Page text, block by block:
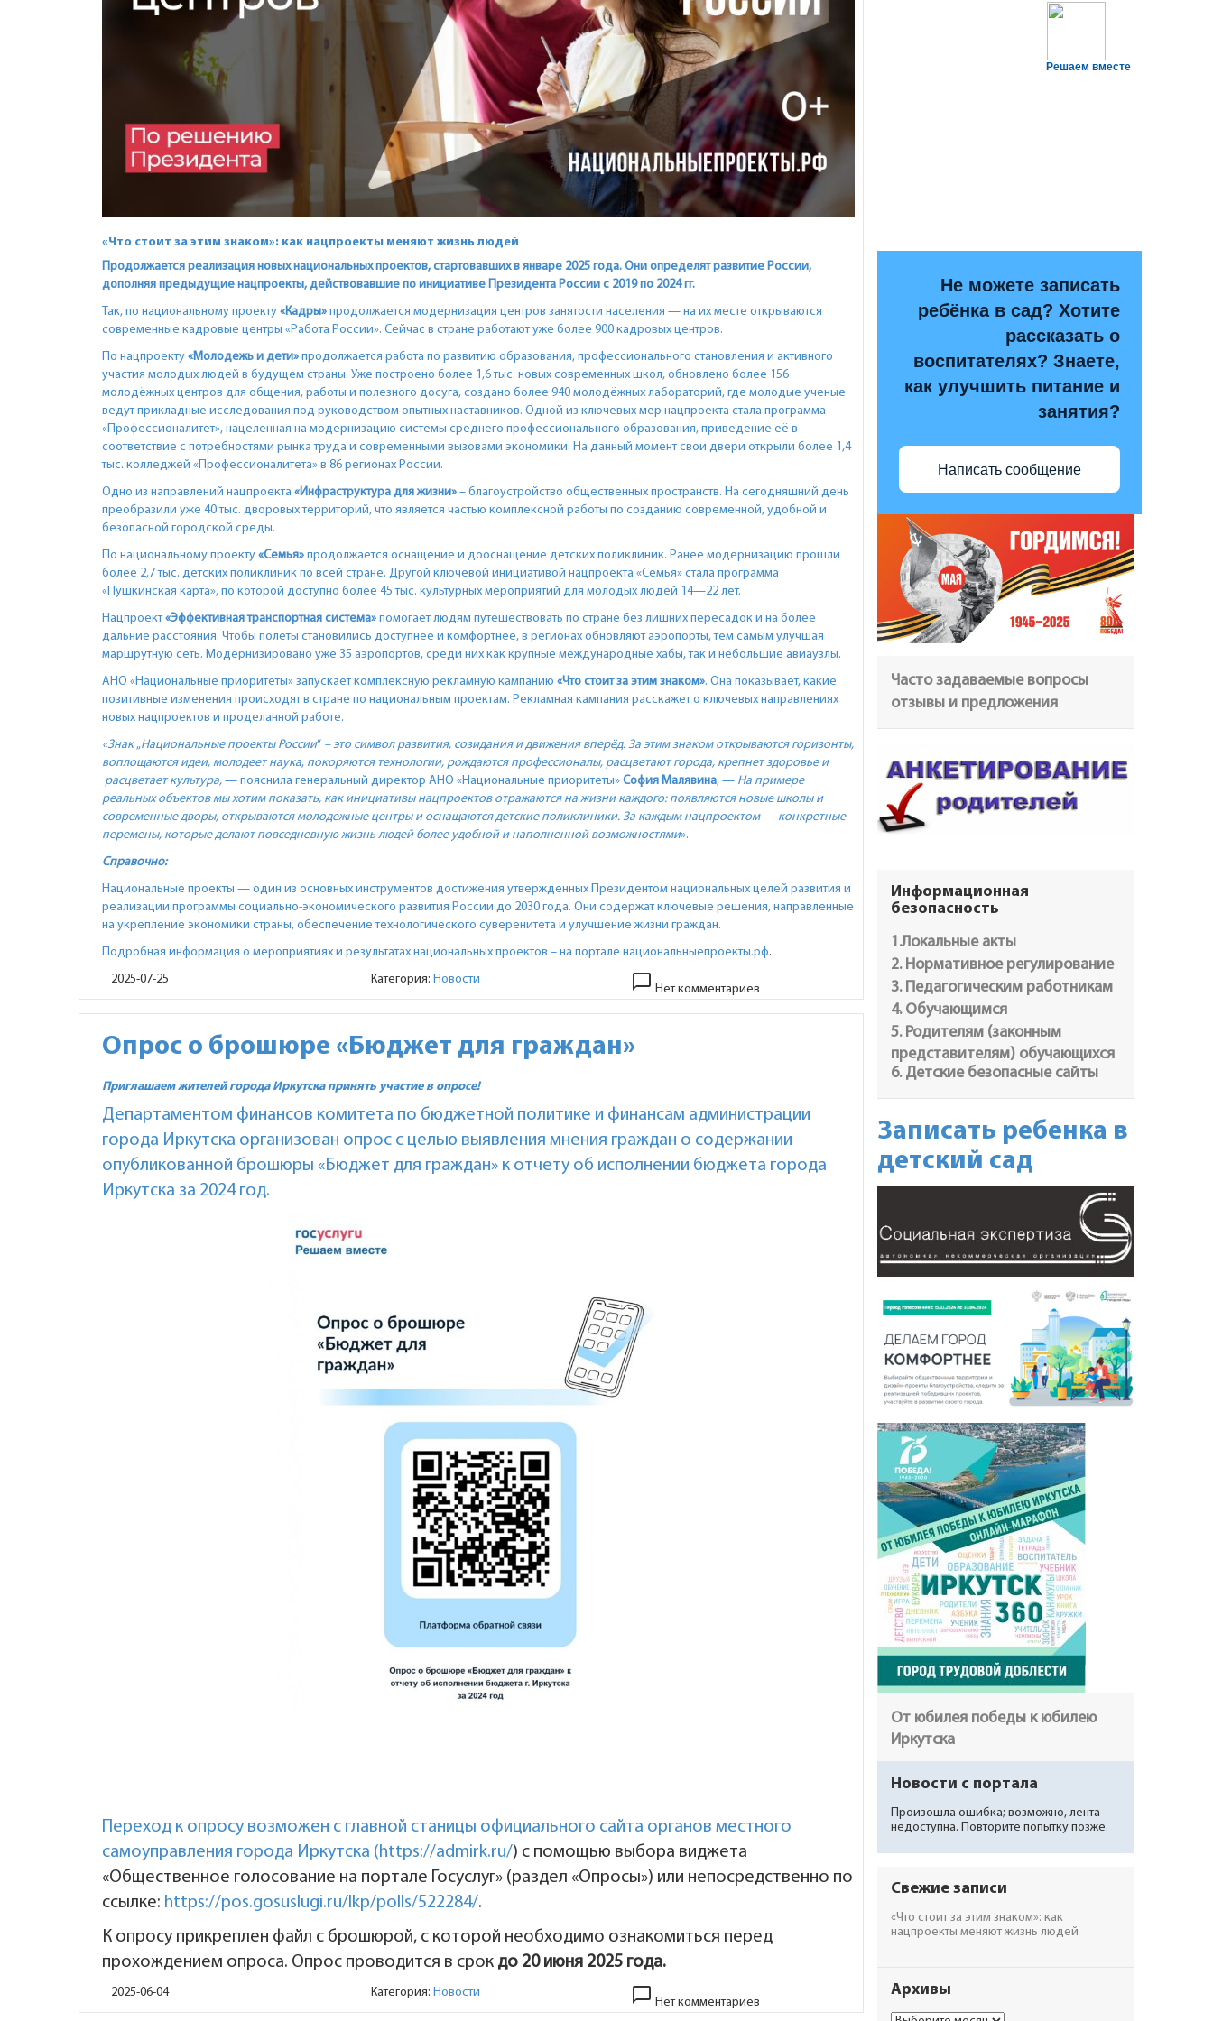
«Что стоит за этим знаком»: как нацпроекты меняют жизнь людей
Продолжается реализация новых национальных проектов, стартовавших в январе 2025 года. Они определят развитие России,
дополняя предыдущие нацпроекты, действовавшие по инициативе Президента России с 2019 по 2024 гг.
Так, по национальному проекту «Кадры» продолжается модернизация центров занятости населения — на их месте открываются
современные кадровые центры «Работа России». Сейчас в стране работают уже более 900 кадровых центров.
По нацпроекту «Молодежь и дети» продолжается работа по развитию образования, профессионального становления и активного
участия молодых людей в будущем страны. Уже построено более 1,6 тыс. новых современных школ, обновлено более 156
молодёжных центров для общения, работы и полезного досуга, создано более 940 молодёжных лабораторий, где молодые ученые
ведут прикладные исследования под руководством опытных наставников. Одной из ключевых мер нацпроекта стала программа
«Профессионалитет», нацеленная на модернизацию системы среднего профессионального образования, приведение её в
соответствие с потребностями рынка труда и современными вызовами экономики. На данный момент свои двери открыли более 1,4
тыс. колледжей «Профессионалитета» в 86 регионах России.
Одно из направлений нацпроекта «Инфраструктура для жизни» – благоустройство общественных пространств. На сегодняшний день
преобразили уже 40 тыс. дворовых территорий, что является частью комплексной работы по созданию современной, удобной и
безопасной городской среды.
По национальному проекту «Семья» продолжается оснащение и дооснащение детских поликлиник. Ранее модернизацию прошли
более 2,7 тыс. детских поликлиник по всей стране. Другой ключевой инициативой нацпроекта «Семья» стала программа
«Пушкинская карта», по которой доступно более 45 тыс. культурных мероприятий для молодых людей 14—22 лет.
Нацпроект«Эффективная транспортная система» помогает людям путешествовать по стране без лишних пересадок и на более
дальние расстояния. Чтобы полеты становились доступнее и комфортнее, в регионах обновляют аэропорты, тем самым улучшая
маршрутную сеть. Модернизировано уже 35 аэропортов, среди них как крупные международные хабы, так и небольшие авиаузлы.
АНО «Национальные приоритеты» запускает комплексную рекламную кампанию «Что стоит за этим знаком». Она показывает, какие
позитивные изменения происходят в стране по национальным проектам. Рекламная кампания расскажет о ключевых направлениях
новых нацпроектов и проделанной работе.
«Знак„Национальные проекты России“ – это символ развития, созидания и движения вперёд. За этим знаком открываются горизонты,
воплощаются идеи, молодеет наука, покоряются технологии, рождаются профессионалы, расцветают города, крепнет здоровье и
расцветает культура, — пояснила генеральный директор АНО «Национальные приоритеты» София Малявина, — На примере
реальных объектов мы хотим показать, как инициативы нацпроектов отражаются на жизни каждого: появляются новые школы и
современные дворы, открываются молодежные центры и оснащаются детские поликлиники. За каждым нацпроектом — конкретные
перемены, которые делают повседневную жизнь людей более удобной и наполненной возможностями».
Справочно:
Национальные проекты — один из основных инструментов достижения утвержденных Президентом национальных целей развития и
реализации программы социально-экономического развития России до 2030 года. Они содержат ключевые решения, направленные
на укрепление экономики страны, обеспечение технологического суверенитета и улучшение жизни граждан.
Подробная информация о мероприятиях и результатах национальных проектов – на портале национальныепроекты.рф.
2025-07-25
Категория: Новости chat_bubble_outline Нет комментариев
Опрос о брошюре «Бюджет для граждан»
Приглашаем жителей города Иркутска принять участие в опросе!
Департаментом финансов комитета по бюджетной политике и финансам администрации
города Иркутска организован опрос с целью выявления мнения граждан о содержании
опубликованной брошюры «Бюджет для граждан» к отчету об исполнении бюджета города
Иркутска за 2024 год.
Переход к опросу возможен с главной станицы официального сайта органов местного
самоуправления города Иркутска (https://admirk.ru/) с помощью выбора виджета
«Общественное голосование на портале Госуслуг» (раздел «Опросы») или непосредственно по
ссылке: https://pos.gosuslugi.ru/lkp/polls/522284/.
К опросу прикреплен файл с брошюрой, с которой необходимо ознакомиться перед
прохождением опроса. Опрос проводится в срок до 20 июня 2025 года.
2025-06-04 Категория: Новости chat_bubble_outline Нет комментариев
Решаем вместе
Не можете записать
ребёнка в сад? Хотите
рассказать о
воспитателях? Знаете,
как улучшить питание и
занятия?
Написать сообщение
Часто задаваемые вопросы
отзывы и предложения
Информационная
безопасность
1.Локальные акты
2. Нормативное регулирование
3. Педагогическим работникам
4. Обучающимся
5. Родителям (законным
представителям) обучающихся
6. Детские безопасные сайты
Записать ребенка в
детский сад
От юбилея победы к юбилею
Иркутска
Новости с портала
Произошла ошибка; возможно, лента
недоступна. Повторите попытку позже.
Свежие записи
«Что стоит за этим знаком»: как
нацпроекты меняют жизнь людей
Архивы